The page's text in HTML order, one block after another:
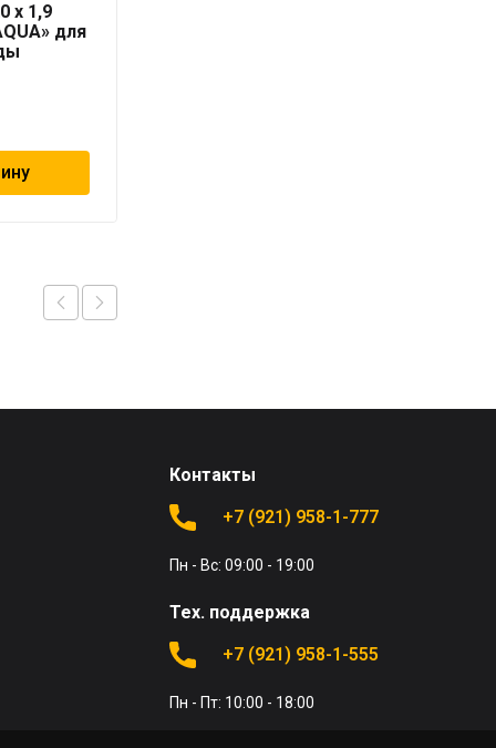
x 1,9
для
Контакты
+7 (921) 958-1-777
Пн - Вс: 09:00 - 19:00
Тех. поддержка
+7 (921) 958-1-555
Пн - Пт: 10:00 - 18:00